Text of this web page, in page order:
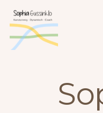
naar
inhoud